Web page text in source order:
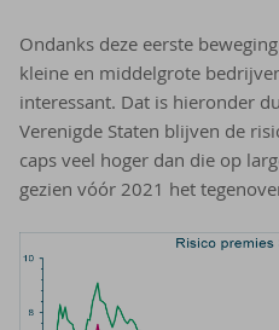
Ondanks deze eerste
kleine en middelgrote
interessant. Dat is hieronder
Verenigde Staten blijven de
caps veel hoger dan die op
gezien vóór 2021 het